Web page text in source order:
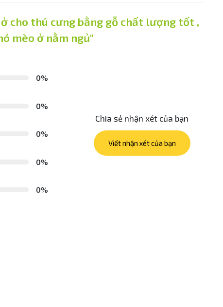
cho thú cưng bằng gỗ chất lượng tốt ,
mèo ở nằm ngủ"
0%
0%
0%
0%
0%
Chia sẻ nhận xét của bạn
Viết nhận xét của bạn